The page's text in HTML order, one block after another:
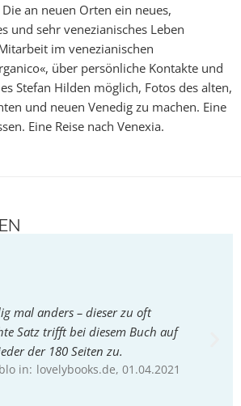
an neuen Orten ein neues,
und sehr venezianisches Leben
im venezianischen
über persönliche Kontakte und
Stefan Hilden möglich, Fotos des alten,
und neuen Venedig zu machen. Eine
Eine Reise nach Venexia.
mal anders – dieser zu oft
Satz trifft bei diesem Buch auf
der 180 Seiten zu.
in: lovelybooks.de, 01.04.2021